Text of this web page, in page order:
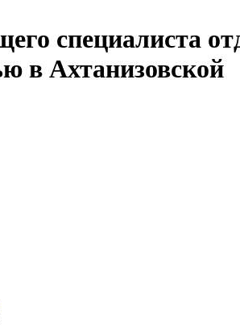
специалиста
в Ахтанизовской